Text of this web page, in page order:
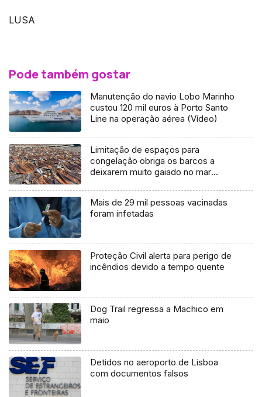
LUSA
Pode também gostar
Manutenção do navio Lobo Marinho
custou 120 mil euros à Porto Santo
Line na operação aérea (Vídeo)
Limitação de espaços para
congelação obriga os barcos a
deixarem muito gaiado no mar
Mais de 29 mil pessoas vacinadas
foram infetadas
Proteção Civil alerta para perigo de
incêndios devido a tempo quente
Dog Trail regressa a Machico em
maio
Detidos no aeroporto de Lisboa
com documentos falsos